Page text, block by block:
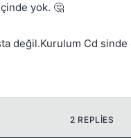
yok. 🤔
değil.Kurulum Cd
2 REPLIES